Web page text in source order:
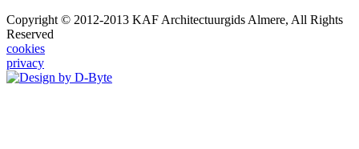
Copyright © 2012-2013 KAF Architectuurgids Almere, All Rights
Reserved
cookies
privacy